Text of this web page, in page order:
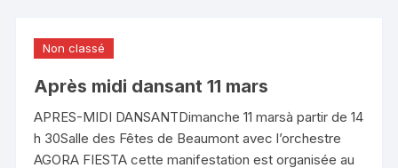
Non classé
Après midi dansant 11 mars
APRES-MIDI DANSANTDimanche 11 marsà partir de 14
h 30Salle des Fêtes de Beaumont avec l’orchestre
AGORA FIESTA cette manifestation est organisée au